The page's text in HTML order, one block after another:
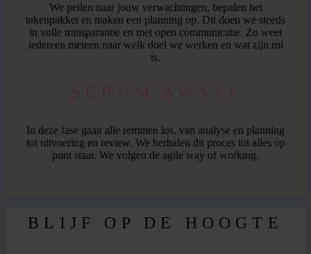
We peilen naar jouw verwachtingen, bepalen het
takenpakket en maken een planning op. Dit doen we steeds
in volle transparantie en met open communicatie. Zo weet
iedereen meteen naar welk doel we werken en wat zijn rol
is.
In deze fase gaan alle remmen los, van analyse en planning
tot uitvoering en review. We herhalen dit proces tot alles op
punt staat. We volgen de agile way of working.
BLIJF OP DE HOOGTE